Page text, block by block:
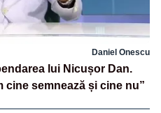
Daniel Onescu
lui Nicușor Dan.
cine semnează și cine nu”